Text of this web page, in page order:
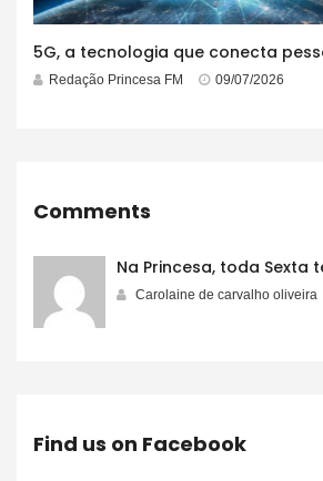
Redação Princesa FM 09/07/2026
Comments
Na Princesa, toda Sexta
Carolaine de carvalho oliveira
Find us on Facebook